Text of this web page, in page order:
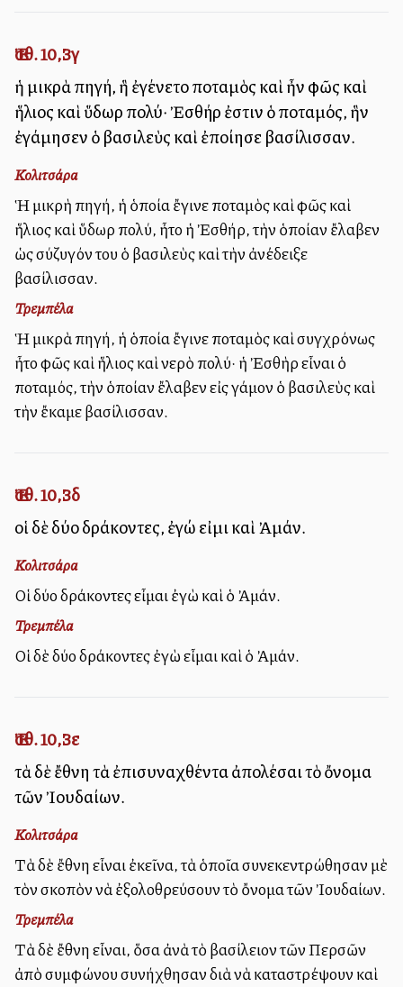
Ἐσθ. 10,3γ
ἡ μικρὰ πηγή, ἣ ἐγένετο ποταμὸς καὶ ἦν φῶς καὶ
ἥλιος καὶ ὕδωρ πολύ· Ἐσθήρ ἐστιν ὁ ποταμός, ἣν
ἐγάμησεν ὁ βασιλεὺς καὶ ἐποίησε βασίλισσαν.
Κολιτσάρα
Ἡ μικρὴ πηγή, ἡ ὁποία ἔγινε ποταμὸς καὶ φῶς καὶ
ἥλιος καὶ ὕδωρ πολύ, ἦτο ἡ Ἐσθήρ, τὴν ὁποίαν ἔλαβεν
ὡς σύζυγόν του ὁ βασιλεὺς καὶ τὴν ἀνέδειξε
βασίλισσαν.
Τρεμπέλα
Ἡ μικρὰ πηγή, ἡ ὁποία ἔγινε ποταμὸς καὶ συγχρόνως
ἦτο φῶς καὶ ἥλιος καὶ νερὸ πολύ· ἡ Ἐσθὴρ εἶναι ὁ
ποταμός, τὴν ὁποίαν ἔλαβεν εἰς γάμον ὁ βασιλεὺς καὶ
τὴν ἔκαμε βασίλισσαν.
Ἐσθ. 10,3δ
οἱ δὲ δύο δράκοντες, ἐγώ εἰμι καὶ Ἀμάν.
Κολιτσάρα
Οἱ δύο δράκοντες εἶμαι ἐγὼ καὶ ὁ Ἀμάν.
Τρεμπέλα
Οἱ δὲ δύο δράκοντες ἐγὼ εἶμαι καὶ ὁ Ἀμάν.
Ἐσθ. 10,3ε
τὰ δὲ ἔθνη τὰ ἐπισυναχθέντα ἀπολέσαι τὸ ὄνομα
τῶν Ἰουδαίων.
Κολιτσάρα
Τὰ δὲ ἔθνη εἶναι ἐκεῖνα, τὰ ὁποῖα συνεκεντρώθησαν μὲ
τὸν σκοπὸν νὰ ἐξολοθρεύσουν τὸ ὄνομα τῶν Ἰουδαίων.
Τρεμπέλα
Τὰ δὲ ἔθνη εἶναι, ὅσα ἀνὰ τὸ βασίλειον τῶν Περσῶν
ἀπὸ συμφώνου συνήχθησαν διὰ νὰ καταστρέψουν καὶ